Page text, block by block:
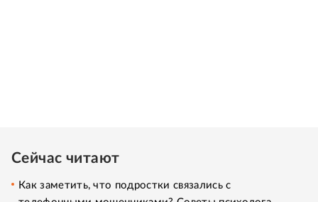
Сейчас читают
Как заметить, что подростки связались с